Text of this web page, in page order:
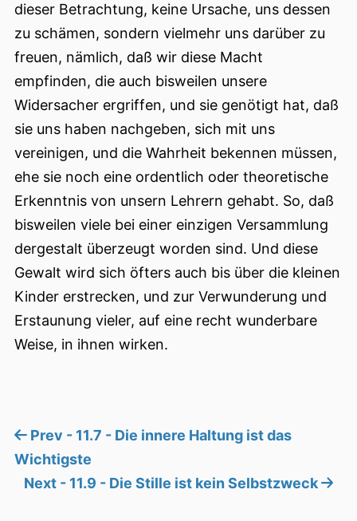
dieser Betrachtung, keine Ursache, uns dessen
zu schämen, sondern vielmehr uns darüber zu
freuen, nämlich, daß wir diese Macht
empfinden, die auch bisweilen unsere
Widersacher ergriffen, und sie genötigt hat, daß
sie uns haben nachgeben, sich mit uns
vereinigen, und die Wahrheit bekennen müssen,
ehe sie noch eine ordentlich oder theoretische
Erkenntnis von unsern Lehrern gehabt. So, daß
bisweilen viele bei einer einzigen Versammlung
dergestalt überzeugt worden sind. Und diese
Gewalt wird sich öfters auch bis über die kleinen
Kinder erstrecken, und zur Verwunderung und
Erstaunung vieler, auf eine recht wunderbare
Weise, in ihnen wirken.
Prev - 11.7 - Die innere Haltung ist das
Wichtigste
Next - 11.9 - Die Stille ist kein Selbstzweck